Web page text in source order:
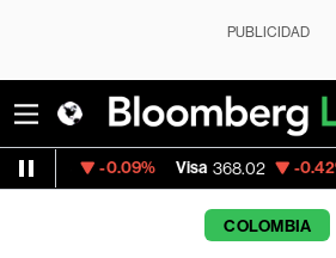
PUBLICIDAD
Visa 368.02 -0.42%
COLOMBIA